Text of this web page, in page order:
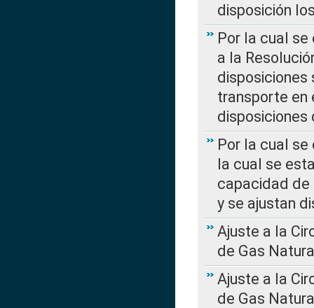
disposición
Por la cual se
a la
disposiciones
transporte en
disposiciones
Por la cual se
la cual se
capacidad de
y se ajustan
Ajuste a la
de Gas
Ajuste a la
de Gas